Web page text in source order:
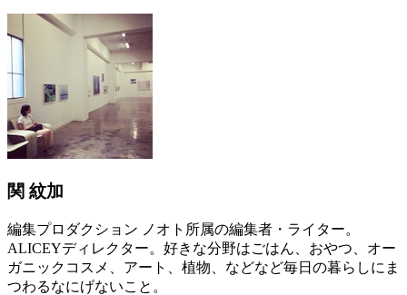
関 紋加
編集プロダクション ノオト所属の編集者・ライター。
ALICEYディレクター。好きな分野はごはん、おやつ、オー
ガニックコスメ、アート、植物、などなど毎日の暮らしにま
つわるなにげないこと。